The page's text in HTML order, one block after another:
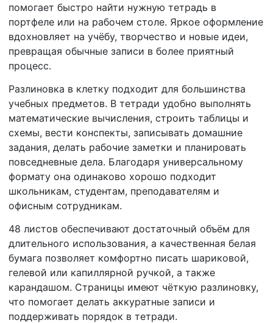
помогает быстро найти нужную тетрадь в
портфеле или на рабочем столе. Яркое оформление
вдохновляет на учёбу, творчество и новые идеи,
превращая обычные записи в более приятный
процесс.
Разлиновка в клетку подходит для большинства
учебных предметов. В тетради удобно выполнять
математические вычисления, строить таблицы и
схемы, вести конспекты, записывать домашние
задания, делать рабочие заметки и планировать
повседневные дела. Благодаря универсальному
формату она одинаково хорошо подходит
школьникам, студентам, преподавателям и
офисным сотрудникам.
48 листов обеспечивают достаточный объём для
длительного использования, а качественная белая
бумага позволяет комфортно писать шариковой,
гелевой или капиллярной ручкой, а также
карандашом. Страницы имеют чёткую разлиновку,
что помогает делать аккуратные записи и
поддерживать порядок в тетради.